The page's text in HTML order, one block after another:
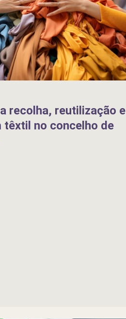
recolha, reutilização e
têxtil no concelho de